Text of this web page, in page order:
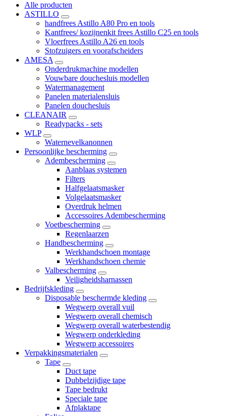
Alle producten
ASTILLO
handfrees Astillo A80 Pro en tools
Kantfrees/ kozijnenkit frees Astillo C25 en tools
Vloerfrees Astillo A26 en tools
Stofzuigers en voorafscheiders
AMESA
Onderdrukmachine modellen
Vouwbare douchesluis modellen
Watermanagement
Panelen materialensluis
Panelen douchesluis
CLEANAIR
Readypacks - sets
WLP
Waternevelkanonnen
Persoonlijke bescherming
Adembescherming
Aanblaas systemen
Filters
Halfgelaatsmasker
Volgelaatsmasker
Overdruk helmen
Accessoires Adembescherming
Voetbescherming
Regenlaarzen
Handbescherming
Werkhandschoen montage
Werkhandschoen chemie
Valbescherming
Veiligheidsharnassen
Bedrijfskleding
Disposable beschermde kleding
Wegwerp overall vuil
Wegwerp overall chemisch
Wegwerp overall waterbestendig
Wegwerp onderkleding
Wegwerp accessoires
Verpakkingsmaterialen
Tape
Duct tape
Dubbelzijdige tape
Tape bedrukt
Speciale tape
Afplaktape